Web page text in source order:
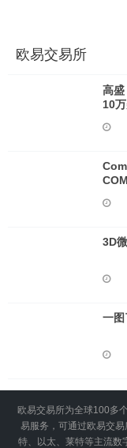
欧易交易所
高盛
10
3D
一
欧易交易所为全球100多
易服务，可通过欧易交
特、以太、莱特等主流数